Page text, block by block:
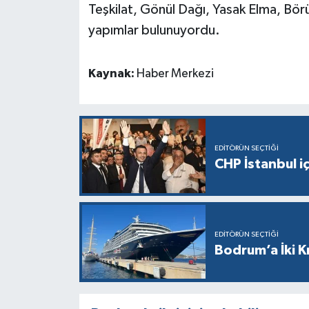
Teşkilat, Gönül Dağı, Yasak Elma,
yapımlar bulunuyordu.
Kaynak: Haber Merkezi
EDITÖRÜN SEÇTIĞI
CHP İstanbul
EDITÖRÜN SEÇTIĞI
Bodrum’a İki